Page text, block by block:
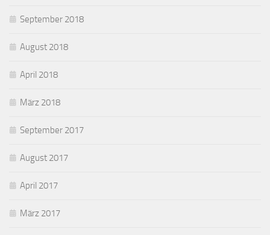
September 2018
August 2018
April 2018
März 2018
September 2017
August 2017
April 2017
März 2017